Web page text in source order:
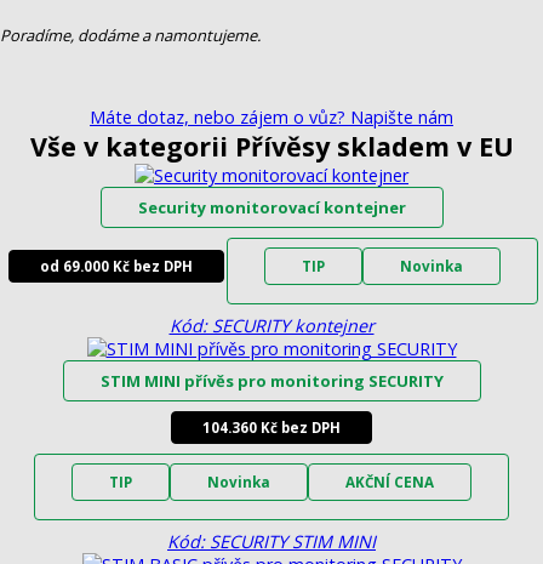
Poradíme, dodáme a namontujeme.
Máte dotaz, nebo zájem o vůz? Napište nám
Vše v kategorii Přívěsy skladem v EU
Security monitorovací kontejner
od 69.000 Kč bez DPH TIP Novinka
Kód: SECURITY kontejner
STIM MINI přívěs pro monitoring SECURITY
104.360 Kč bez DPH
TIP Novinka AKČNÍ CENA
Kód: SECURITY STIM MINI